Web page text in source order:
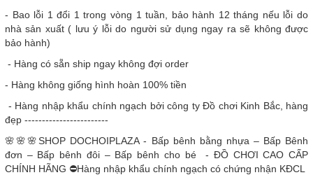
- Bao lỗi 1 đổi 1 trong vòng 1 tuần, bảo hành 12 tháng nếu lỗi do
nhà sản xuất ( lưu ý lỗi do người sử dụng ngay ra sẽ không được
bảo hành)
- Hàng có sẵn ship ngay không đợi order
- Hàng không giống hình hoàn 100% tiền
- Hàng nhập khẩu chính ngạch bởi công ty Đồ chơi Kinh Bắc, hàng
đẹp ------------------------
🌸🌸🌸SHOP DOCHOIPLAZA - Bấp bênh bằng nhựa – Bấp Bênh
đơn – Bấp bênh đôi – Bấp bênh cho bé - ĐỒ CHƠI CAO CẤP
CHÍNH HÃNG ⛔Hàng nhập khẩu chính ngạch có chứng nhận KĐCL